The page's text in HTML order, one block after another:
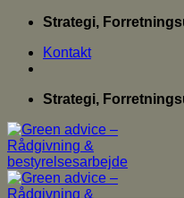
Fortsæt
indhold
Strategi,
Kontakt
Strategi,